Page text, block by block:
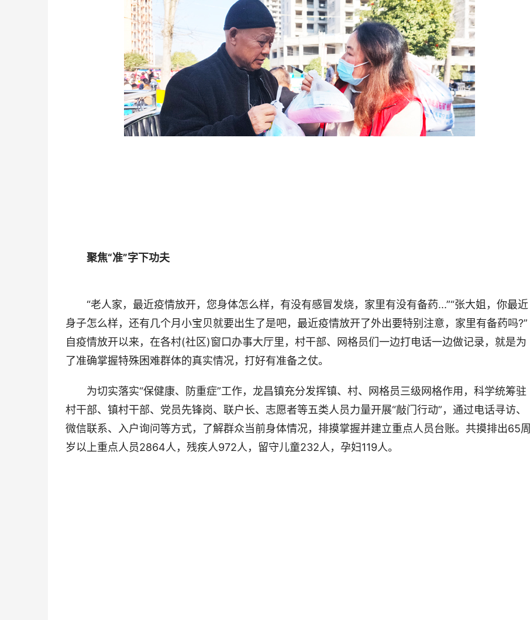
聚焦“准”字下功夫
“老人家，最近疫情放开，您身体怎么样，有没有感冒发烧，家里有没有备药...”“张大姐，你最近
身子怎么样，还有几个月小宝贝就要出生了是吧，最近疫情放开了外出要特别注意，家里有备药吗?”
自疫情放开以来，在各村(社区)窗口办事大厅里，村干部、网格员们一边打电话一边做记录，就是为
了准确掌握特殊困难群体的真实情况，打好有准备之仗。
为切实落实“保健康、防重症”工作，龙昌镇充分发挥镇、村、网格员三级网格作用，科学统筹驻
村干部、镇村干部、党员先锋岗、联户长、志愿者等五类人员力量开展“敲门行动”，通过电话寻访、
微信联系、入户询问等方式，了解群众当前身体情况，排摸掌握并建立重点人员台账。共摸排出65周
岁以上重点人员2864人，残疾人972人，留守儿童232人，孕妇119人。